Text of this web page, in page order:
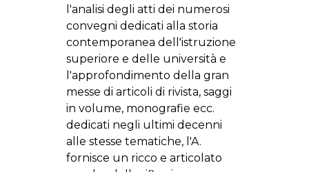
l'analisi degli atti dei numerosi
convegni dedicati alla storia
contemporanea dell'istruzione
superiore e delle università e
l'approfondimento della gran
messe di articoli di rivista, saggi
in volume, monografie ecc.
dedicati negli ultimi decenni
alle stesse tematiche, l'A.
fornisce un ricco e articolato